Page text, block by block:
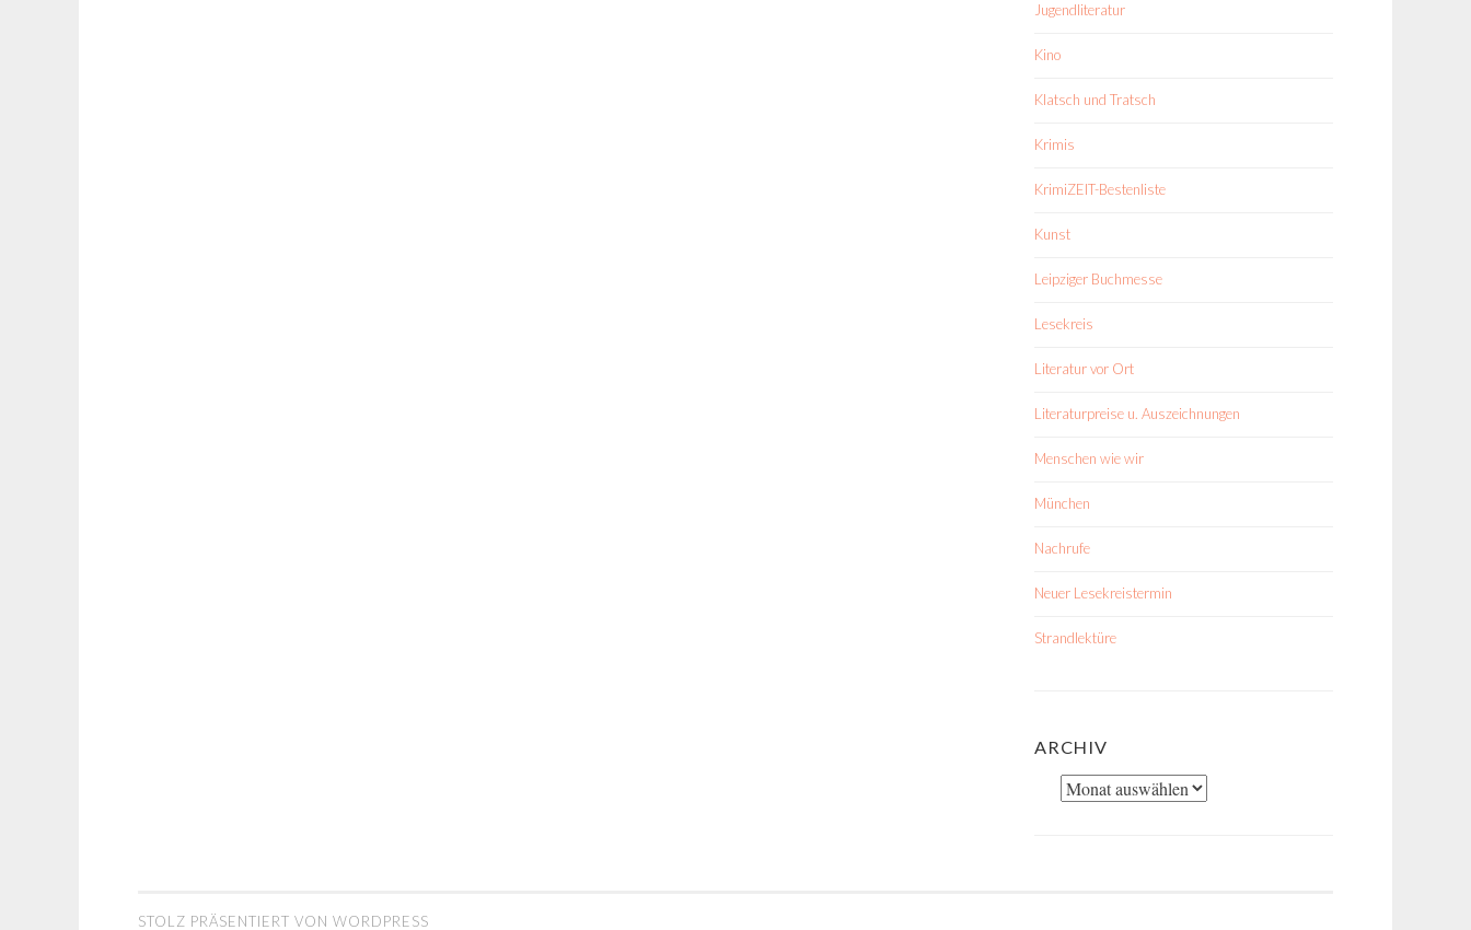
Jugendliteratur
Kino
Klatsch und Tratsch
Krimis
KrimiZEIT-Bestenliste
Kunst
Leipziger Buchmesse
Lesekreis
Literatur vor Ort
Literaturpreise u. Auszeichnungen
Menschen wie wir
München
Nachrufe
Neuer Lesekreistermin
Strandlektüre
ARCHIV
Archiv
STOLZ PRÄSENTIERT VON WORDPRESS